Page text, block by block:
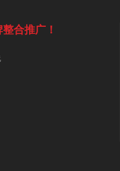
合推广！